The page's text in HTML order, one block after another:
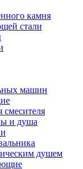
камня
стали
машин
и душа
душем